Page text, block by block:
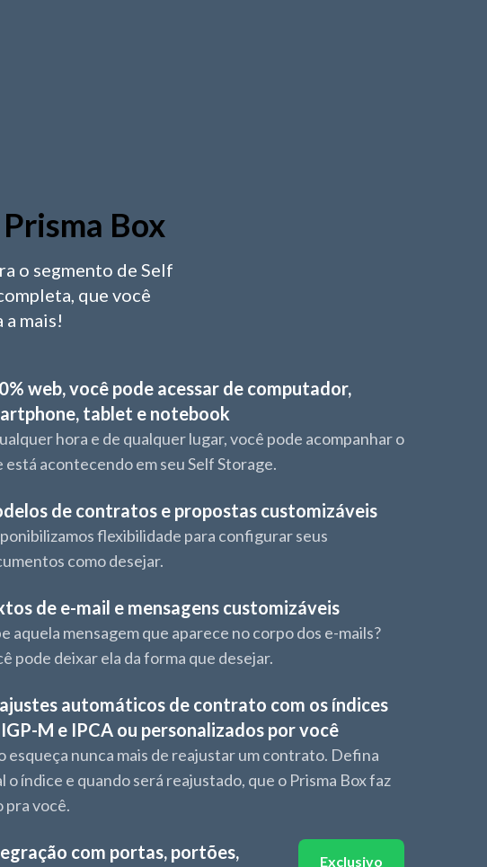
Box
o segmento de Self
que você
mais!
web, você pode acessar de computador,
tablet e notebook
hora e de qualquer lugar, você pode acompanhar o
está acontecendo em seu Self Storage.
de contratos e propostas customizáveis
flexibilidade para configurar seus
como desejar.
de e-mail e mensagens customizáveis
aquela mensagem que aparece no corpo dos e-mails?
pode deixar ela da forma que desejar.
automáticos de contrato com os índices
M e IPCA ou personalizados por você
esqueça nunca mais de reajustar um contrato. Defina
o índice e quando será reajustado, que o Prisma Box faz
pra você.
com portas, portões,
Exclusivo